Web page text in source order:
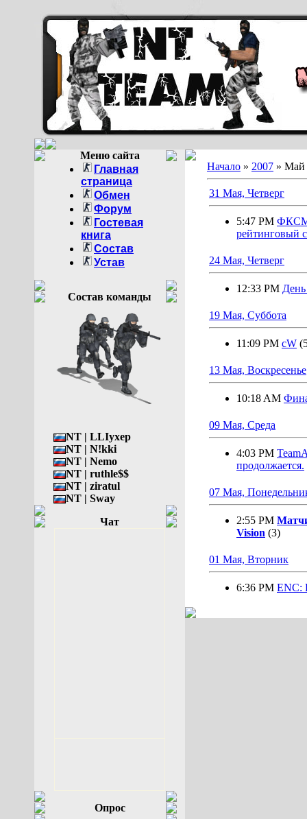
Меню сайта
Главная
страница
Обмен
Форум
Гостевая
книга
Состав
Устав
Состав команды
NT | LLIyxep
NT | N!kki
NT | Nemo
NT | ruthle$$
NT | ziratul
NT | Sway
Чат
Опрос
Начало » 2007 » Май
31 Мая, Четверг
5:47 PM ФКСМ
рейтинговый
24 Мая, Четверг
12:33 PM
19 Мая, Суббота
11:09 PM cW
13 Мая, Воскресенье
10:18 AM
09 Мая, Среда
4:03 PM
продолжается.
07 Мая,
2:55 PM
Vision (3)
01 Мая, Вторник
6:36 PM ENC: